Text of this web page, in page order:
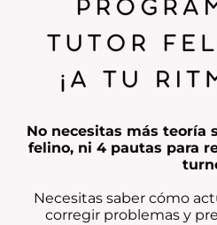
No necesitas más teoría
felino, ni 4 pautas para
Necesitas saber cómo
corregir problemas y